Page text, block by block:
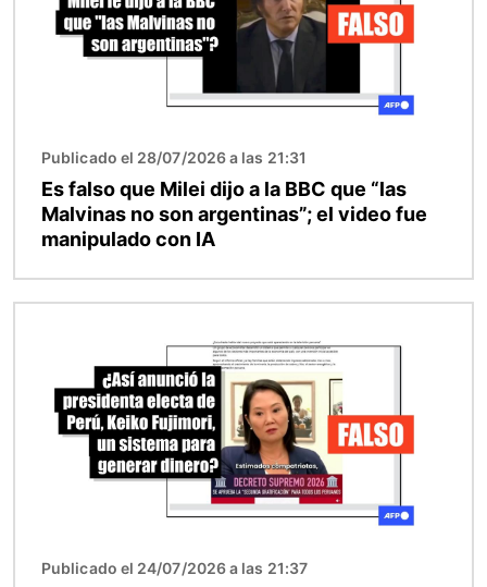
Publicado el 28/07/2026 a las 21:31
Es falso que Milei dijo a la BBC que “las
Malvinas no son argentinas”; el video fue
manipulado con IA
Publicado el 24/07/2026 a las 21:37